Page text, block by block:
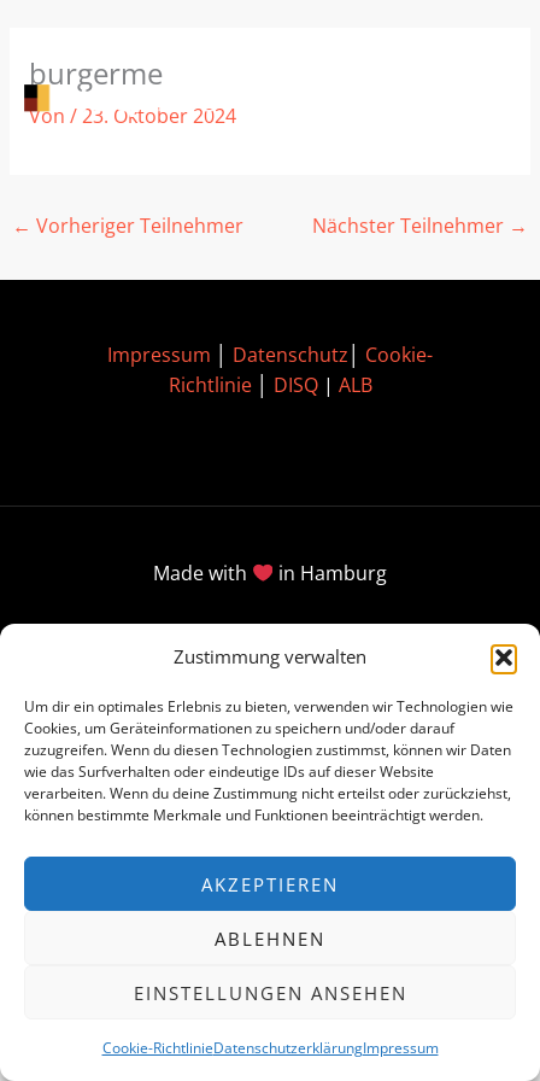
Zustimmung verwalten
Um dir ein optimales Erlebnis zu bieten, verwenden wir Technologien wie
Cookies, um Geräteinformationen zu speichern und/oder darauf
zuzugreifen. Wenn du diesen Technologien zustimmst, können wir Daten
wie das Surfverhalten oder eindeutige IDs auf dieser Website
verarbeiten. Wenn du deine Zustimmung nicht erteilst oder zurückziehst,
können bestimmte Merkmale und Funktionen beeinträchtigt werden.
AKZEPTIEREN
ABLEHNEN
EINSTELLUNGEN ANSEHEN
Cookie-RichtlinieDatenschutzerklärungImpressum
Inhalt
springen
burgerme
Von /23. Oktober 2024
← Vorheriger Teilnehmer Nächster Teilnehmer →
Impressum Datenschutz
Cookie-
Richtlinie│ DISQ| ALB
Made with in Hamburg